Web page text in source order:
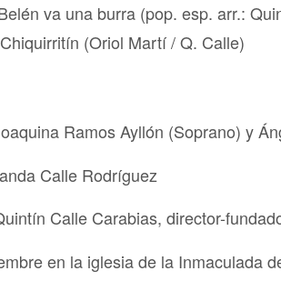
va una burra (pop. esp. arr.:
(Oriol Martí / Q. Calle)
Ramos Ayllón (Soprano) y
Calle Rodríguez
Calle Carabias, director-
en la iglesia de la Inmaculada